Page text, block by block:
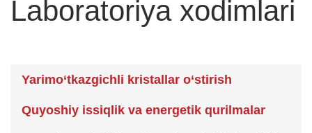
Laboratoriya xodimlari
Yarimo‘tkazgichli kristallar o‘stirish
Quyoshiy issiqlik va energetik qurilmalar